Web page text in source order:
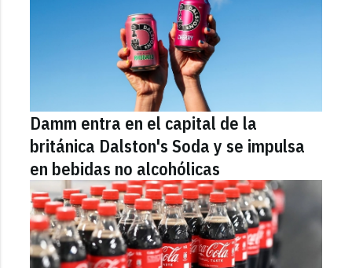
Damm entra en el capital de la
británica Dalston's Soda y se impulsa
en bebidas no alcohólicas